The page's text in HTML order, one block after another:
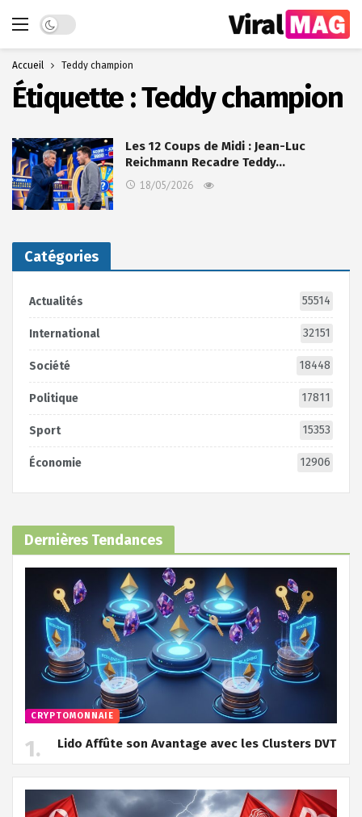
Dark mode
Accueil Teddy champion
Étiquette :Teddy champion
Les 12 Coups de Midi : Jean-Luc
Reichmann Recadre Teddy…
18/05/2026
Catégories
Actualités 55514
International 32151
Société 18448
Politique 17811
Sport 15353
Économie 12906
Dernières Tendances
CRYPTOMONNAIE
Lido Affûte son Avantage avec les Clusters DVT